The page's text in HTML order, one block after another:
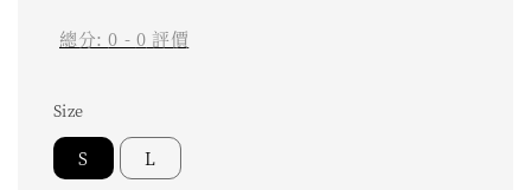
總分:0 - 0 評價
Size
S L